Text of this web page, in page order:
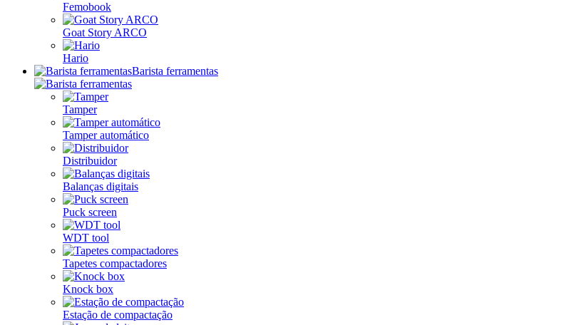
Femobook
Goat Story ARCO
Hario
Barista ferramentas
Tamper
Tamper automático
Distribuidor
Balanças digitais
Puck screen
WDT tool
Tapetes compactadores
Knock box
Estação de compactação